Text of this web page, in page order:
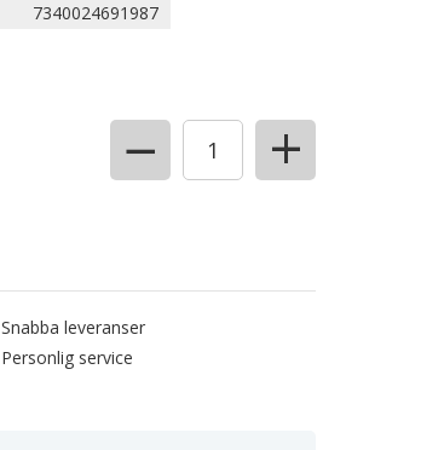
7340024691987
− +
Snabba leveranser
Personlig service